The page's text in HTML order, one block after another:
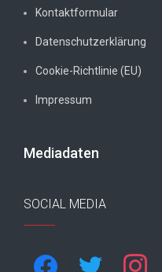
Kontaktformular
Datenschutzerklärung
Cookie-Richtlinie (EU)
Impressum
Mediadaten
SOCIAL MEDIA
facebook twitter instagram